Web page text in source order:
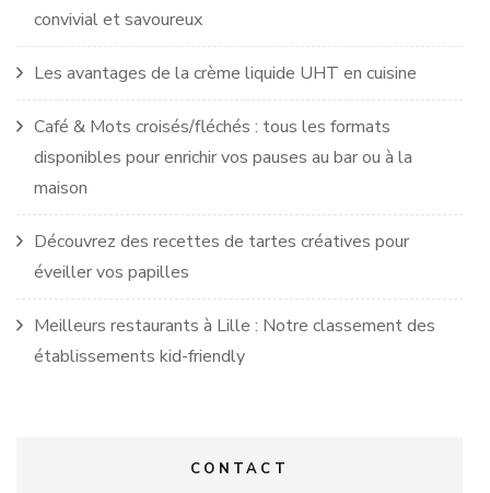
convivial et savoureux
Les avantages de la crème liquide UHT en cuisine
Café & Mots croisés/fléchés : tous les formats
disponibles pour enrichir vos pauses au bar ou à la
maison
Découvrez des recettes de tartes créatives pour
éveiller vos papilles
Meilleurs restaurants à Lille : Notre classement des
établissements kid-friendly
CONTACT